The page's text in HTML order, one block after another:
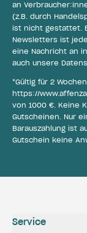
an
(z.B. durch
ist nicht gestattet.
Newsletters ist
eine Nachricht an
auch unsere
*Gültig für 2
https://
von 1000 €. Keine
Gutscheinen. Nur
Barauszahlung ist
Gutschein keine
Service